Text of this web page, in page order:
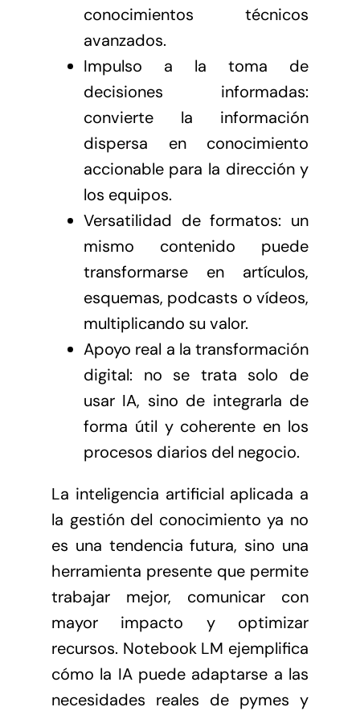
conocimientos técnicos
avanzados.
Impulso a la toma de
decisiones informadas:
convierte la información
dispersa en conocimiento
accionable para la dirección y
los equipos.
Versatilidad de formatos: un
mismo contenido puede
transformarse en artículos,
esquemas, podcasts o vídeos,
multiplicando su valor.
Apoyo real a la transformación
digital: no se trata solo de
usar IA, sino de integrarla de
forma útil y coherente en los
procesos diarios del negocio.
La inteligencia artificial aplicada a
la gestión del conocimiento ya no
es una tendencia futura, sino una
herramienta presente que permite
trabajar mejor, comunicar con
mayor impacto y optimizar
recursos. Notebook LM ejemplifica
cómo la IA puede adaptarse a las
necesidades reales de pymes y